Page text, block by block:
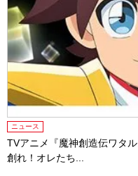
ニュース
TVアニメ『魔神創造伝ワタ
創れ！オレたち...